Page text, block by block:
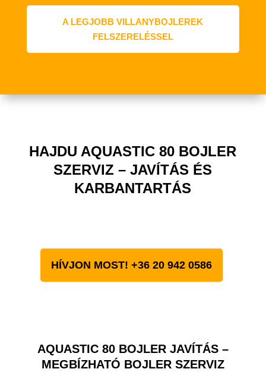
A LEGJOBB VILLANYBOJLEREK
FELSZERELÉSSEL
HAJDU AQUASTIC 80 BOJLER
SZERVIZ – JAVÍTÁS ÉS
KARBANTARTÁS
HÍVJON MOST! +36 20 942 0586
AQUASTIC 80 BOJLER JAVÍTÁS –
MEGBÍZHATÓ BOJLER SZERVIZ